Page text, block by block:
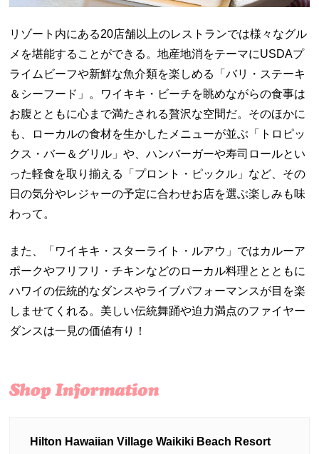
リゾート内にある20店舗以上のレストランでは様々なグル
メを堪能することができる。地産地消をテーマにUSDAプ
ライムビーフや新鮮な魚介類を楽しめる「バリ・ステーキ
＆シーフード」。ワイキキ・ビーチを眺めながらの食事は
お腹とともに心まで満たされる贅沢な空間だ。そのほかに
も、ローカルの食材を生かしたメニューが並ぶ「トロピッ
クス・バー＆グリル」や、ハンバーガーや寿司ロールとい
った軽食を取り揃える「プロント・ピックル」など、その
日の気分やレジャーの予定に合わせお店を選ぶ楽しみも味
わって。
また、「ワイキキ・スターライト・ルアウ」ではカルーア
ポークやフリフリ・チキンなどのローカル料理ととともに
ハワイの伝統的なダンスやライブパフォーマンスが目を楽
しませてくれる。美しい伝統舞踊や迫力満点のファイヤー
ダンスは一見の価値有り！
Hilton Hawaiian Village Waikiki Beach Resort